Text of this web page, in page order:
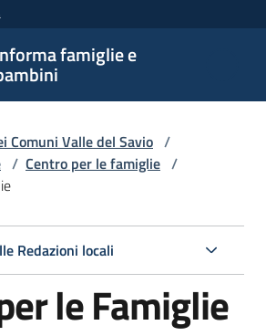
famiglie e
Comuni Valle del Savio /
/ Centro per le famiglie /
Redazioni locali
le Famiglie